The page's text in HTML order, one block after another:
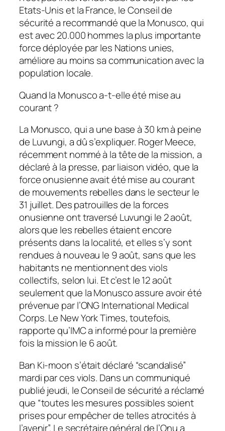
Etats-Unis et la France, le Conseil de
sécurité a recommandé que la Monusco, qui
est avec 20.000 hommes la plus importante
force déployée par les Nations unies,
améliore au moins sa communication avec la
population locale.
Quand la Monusco a-t-elle été mise au
courant ?
La Monusco, qui a une base à 30 km à peine
de Luvungi, a dû s’expliquer. Roger Meece,
récemment nommé à la tête de la mission, a
déclaré à la presse, par liaison vidéo, que la
force onusienne avait été mise au courant
de mouvements rebelles dans le secteur le
31 juillet. Des patrouilles de la forces
onusienne ont traversé Luvungi le 2 août,
alors que les rebelles étaient encore
présents dans la localité, et elles s’y sont
rendues à nouveau le 9 août, sans que les
habitants ne mentionnent des viols
collectifs, selon lui. Et c’est le 12 août
seulement que la Monusco assure avoir été
prévenue par l’ONG International Medical
Corps. Le New York Times, toutefois,
rapporte qu’IMC a informé pour la première
fois la mission le 6 août.
Ban Ki-moon s’était déclaré “scandalisé”
mardi par ces viols. Dans un communiqué
publié jeudi, le Conseil de sécurité a réclamé
que “toutes les mesures possibles soient
prises pour empêcher de telles atrocités à
l’avenir”. Le secrétaire général de l’Onu a